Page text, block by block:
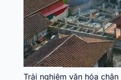
Trải nghiệm văn hóa